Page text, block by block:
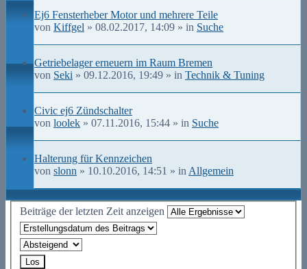
Ej6 Fensterheber Motor und mehrere Teile
von Kiffgel » 08.02.2017, 14:09 » in Suche
Getriebelager erneuern im Raum Bremen
von Seki » 09.12.2016, 19:49 » in Technik & Tuning
Civic ej6 Zündschalter
von loolek » 07.11.2016, 15:44 » in Suche
Halterung für Kennzeichen
von slonn » 10.10.2016, 14:51 » in Allgemein
Beiträge der letzten Zeit anzeigen